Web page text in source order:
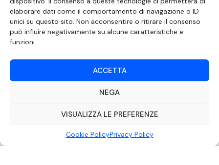
elaborare dati come il comportamento di navigazione o ID
unici su questo sito. Non acconsentire o ritirare il consenso
può influire negativamente su alcune caratteristiche e
funzioni.
ACCETTA
NEGA
VISUALIZZA LE PREFERENZE
Cookie PolicyPrivacy Policy
DOCUMENTO REDATTO AI SENSI DELL’ART. 6 DEL DECRETO DEL MINISTRO
AUTOREGOLAMENTAZIONE IN MATERIA DI ATTUAZIONE DEL PRINCIPIO DEL
©2022 Video Mediterraneo – Realizzato da
Tutti i diritti riservati |